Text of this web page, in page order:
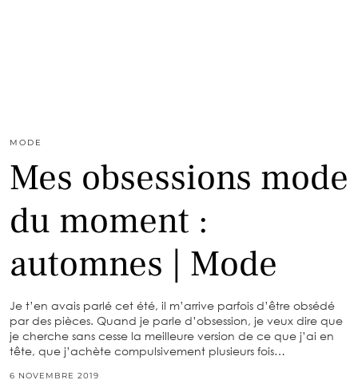
MODE
Mes obsessions mode
du moment :
automnes | Mode
Je t’en avais parlé cet été, il m’arrive parfois d’être obsédé
par des pièces. Quand je parle d’obsession, je veux dire que
je cherche sans cesse la meilleure version de ce que j’ai en
tête, que j’achète compulsivement plusieurs fois…
6 NOVEMBRE 2019